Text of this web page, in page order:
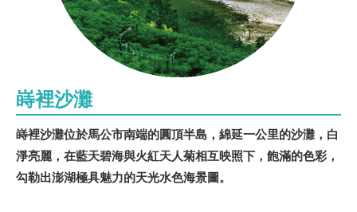
嵵裡沙灘
嵵裡沙灘位於馬公市南端的圓頂半島，綿延一公里的沙灘，白
淨亮麗，在藍天碧海與火紅天人菊相互映照下，飽滿的色彩，
勾勒出澎湖極具魅力的天光水色海景圖。